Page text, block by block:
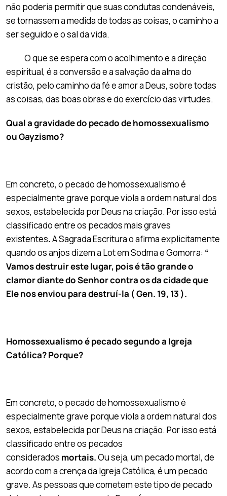
não poderia permitir que suas condutas condenáveis,
se tornassem a medida de todas as coisas, o caminho a
ser seguido e o sal da vida.
O que se espera com o acolhimento e a direção
espiritual, é a conversão e a salvação da alma do
cristão, pelo caminho da fé e amor a Deus, sobre todas
as coisas, das boas obras e do exercício das virtudes.
Qual a gravidade do pecado de homossexualismo
ou Gayzismo?
Em concreto, o pecado de homossexualismo é
especialmente grave porque viola a ordem natural dos
sexos, estabelecida por Deus na criação. Por isso está
classificado entre os pecados mais graves
existentes.A Sagrada Escritura o afirma explicitamente
quando os anjos dizem a Lot em Sodma e Gomorra: “
Vamos destruir este lugar, pois é tão grande o
clamor diante do Senhor contra os da cidade que
Ele nos enviou para destruí-la ( Gen. 19, 13 ).
Homossexualismo é pecado segundo a Igreja
Católica? Porque?
Em concreto, o pecado de homossexualismo é
especialmente grave porque viola a ordem natural dos
sexos, estabelecida por Deus na criação. Por isso está
classificado entre os pecados
considerados mortais.Ou seja, um pecado mortal, de
acordo com a crença da Igreja Católica, é um pecado
grave. As pessoas que cometem este tipo de pecado